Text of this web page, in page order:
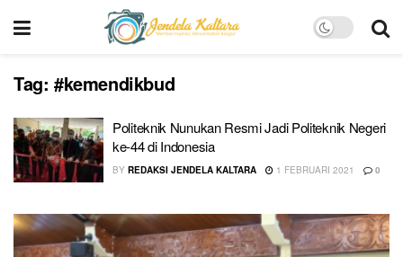
Tag: #kemendikbud
Politeknik Nunukan Resmi Jadi Politeknik Negeri
ke-44 di Indonesia
BY REDAKSI JENDELA KALTARA 1 FEBRUARI 2021 0